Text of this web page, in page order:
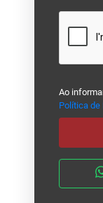
Ao
Política de